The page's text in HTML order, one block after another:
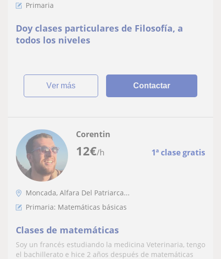
Primaria
Doy clases particulares de Filosofía, a
todos los niveles
ver más Contactar
12€/h 1ª clase gratis
Corentin
Moncada, Alfara Del Patriarca...
Primaria: Matemáticas básicas
Clases de matemáticas
Soy un francés estudiando la medicina Veterinaria, tengo
el bachillerato e hice 2 años después de matemáticas